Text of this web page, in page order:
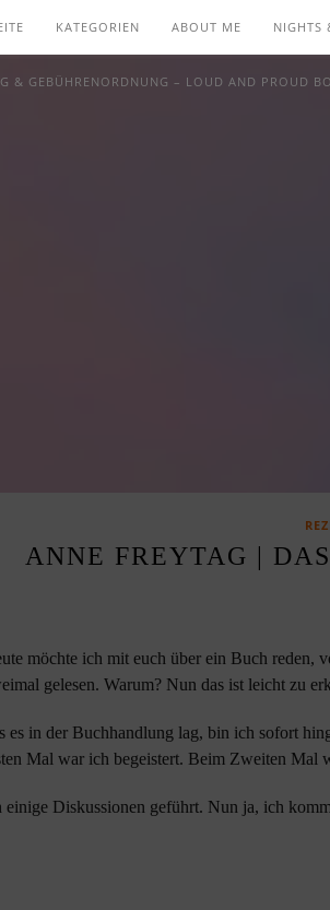
KATEGORIEN ABOUT ME NIGHTS
& GEBÜHRENORDNUNG – LOUD AND PROUD
ANNE FREYTAG |
möchte ich mit euch über ein Buch reden,
gelesen. Warum? Nun das ist leicht zu
es in der Buchhandlung lag, bin ich sofort
Mal war ich begeistert. Beim Zweiten Mal
einige Diskussionen geführt. Nun ja, ich